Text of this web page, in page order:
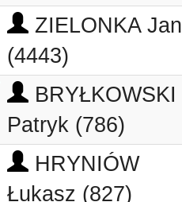
ZIELONKA Jan
(4443)
BRYŁKOWSKI
Patryk (786)
HRYNIÓW
Łukasz (827)